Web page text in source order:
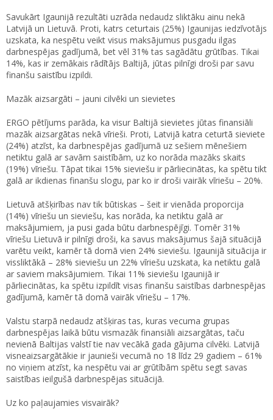
Savukārt Igaunijā rezultāti uzrāda nedaudz sliktāku ainu nekā
Latvijā un Lietuvā. Proti, katrs ceturtais (25%) Igaunijas iedzīvotājs
uzskata, ka nespētu veikt visus maksājumus pusgadu ilgas
darbnespējas gadījumā, bet vēl 31% tas sagādātu grūtības. Tikai
14%, kas ir zemākais rādītājs Baltijā, jūtas pilnīgi droši par savu
finanšu saistību izpildi.
Mazāk aizsargāti – jauni cilvēki un sievietes
ERGO pētījums parāda, ka visur Baltijā sievietes jūtas finansiāli
mazāk aizsargātas nekā vīrieši. Proti, Latvijā katra ceturtā sieviete
(24%) atzīst, ka darbnespējas gadījumā uz sešiem mēnešiem
netiktu galā ar savām saistībām, uz ko norāda mazāks skaits
(19%) vīriešu. Tāpat tikai 15% sieviešu ir pārliecinātas, ka spētu tikt
galā ar ikdienas finanšu slogu, par ko ir droši vairāk vīriešu – 20%.
Lietuvā atšķirības nav tik būtiskas – šeit ir vienāda proporcija
(14%) vīriešu un sieviešu, kas norāda, ka netiktu galā ar
maksājumiem, ja pusi gada būtu darbnespējīgi. Tomēr 31%
vīriešu Lietuvā ir pilnīgi droši, ka savus maksājumus šajā situācijā
varētu veikt, kamēr tā domā vien 24% sieviešu. Igaunijā situācija ir
vissliktākā – 28% sieviešu un 22% vīriešu uzskata, ka netiktu galā
ar saviem maksājumiem. Tikai 11% sieviešu Igaunijā ir
pārliecinātas, ka spētu izpildīt visas finanšu saistības darbnespējas
gadījumā, kamēr tā domā vairāk vīriešu – 17%.
Valstu starpā nedaudz atšķiras tas, kuras vecuma grupas
darbnespējas laikā būtu vismazāk finansiāli aizsargātas, taču
nevienā Baltijas valstī tie nav vecākā gada gājuma cilvēki. Latvijā
visneaizsargātākie ir jaunieši vecumā no 18 līdz 29 gadiem – 61%
no viņiem atzīst, ka nespētu vai ar grūtībām spētu segt savas
saistības ieilgušā darbnespējas situācijā.
Uz ko paļaujamies visvairāk?